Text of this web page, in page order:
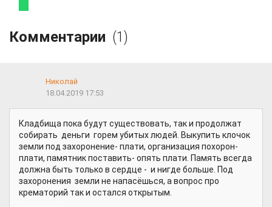
Комментарии (1)
Николай
18.04.2019 17:53
Кладбища пока будут существовать, так и продолжат
собирать деньги горем убитых людей. Выкупить клочок
земли под захоронение- плати, организация похорон-
плати, памятник поставить- опять плати. Память всегда
должна быть только в сердце - и нигде больше. Под
захоронения земли не напасёшься, а вопрос про
крематорий так и остался открытым.